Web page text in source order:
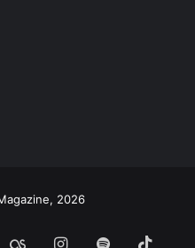
2026
Last.FMInstagram
Spotify